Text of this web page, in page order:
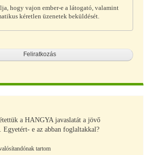
hogy vajon ember-e a látogató, valamint
kéretlen üzenetek beküldését.
a HANGYA javaslatát a jövő
Egyetért- e az abban foglaltakkal?
tartom